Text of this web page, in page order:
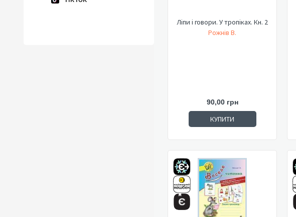
Ліпи і говори. У тропіках. Кн. 2
Рожнів В.
90,00 грн
КУПИТИ